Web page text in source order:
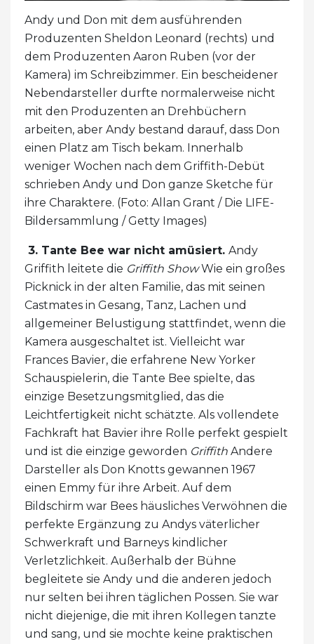
Andy und Don mit dem ausführenden
Produzenten Sheldon Leonard (rechts) und
dem Produzenten Aaron Ruben (vor der
Kamera) im Schreibzimmer. Ein bescheidener
Nebendarsteller durfte normalerweise nicht
mit den Produzenten an Drehbüchern
arbeiten, aber Andy bestand darauf, dass Don
einen Platz am Tisch bekam. Innerhalb
weniger Wochen nach dem Griffith-Debüt
schrieben Andy und Don ganze Sketche für
ihre Charaktere. (Foto: Allan Grant / Die LIFE-
Bildersammlung / Getty Images)
3. Tante Bee war nicht amüsiert. Andy
Griffith leitete die Griffith ShowWie ein großes
Picknick in der alten Familie, das mit seinen
Castmates in Gesang, Tanz, Lachen und
allgemeiner Belustigung stattfindet, wenn die
Kamera ausgeschaltet ist. Vielleicht war
Frances Bavier, die erfahrene New Yorker
Schauspielerin, die Tante Bee spielte, das
einzige Besetzungsmitglied, das die
Leichtfertigkeit nicht schätzte. Als vollendete
Fachkraft hat Bavier ihre Rolle perfekt gespielt
und ist die einzige geworden Griffith Andere
Darsteller als Don Knotts gewannen 1967
einen Emmy für ihre Arbeit. Auf dem
Bildschirm war Bees häusliches Verwöhnen die
perfekte Ergänzung zu Andys väterlicher
Schwerkraft und Barneys kindlicher
Verletzlichkeit. Außerhalb der Bühne
begleitete sie Andy und die anderen jedoch
nur selten bei ihren täglichen Possen. Sie war
nicht diejenige, die mit ihren Kollegen tanzte
und sang, und sie mochte keine praktischen